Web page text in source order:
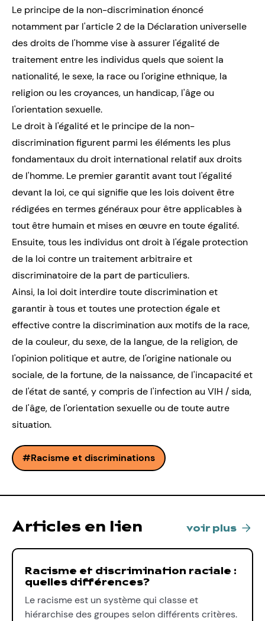
Le principe de la non-discrimination énoncé
notamment par l'article 2 de la Déclaration universelle
des droits de l'hommevise à assurer l'égalité de
traitement entre les individus quels que soient la
nationalité, le sexe, la race ou l'origine ethnique, la
religion ou les croyances, un handicap, l'âge ou
l'orientation sexuelle.
Le droit à l'égalité et le principe de la non-
discrimination figurent parmi les éléments les plus
fondamentaux du droit international relatif aux droits
de l'homme. Le premier garantit avant tout l'égalité
devant la loi, ce qui signifie que les lois doivent être
rédigées en termes généraux pour être applicables à
tout être humain et mises en œuvre en toute égalité.
Ensuite, tous les individus ont droit à l'égale protection
de la loi contre un traitement arbitraire et
discriminatoire de la part de particuliers.
Ainsi, la loi doit interdire toute discrimination et
garantir à tous et toutes une protection égale et
effective contre la discrimination aux motifs de la race,
de la couleur, du sexe, de la langue, de la religion, de
l'opinion politique et autre, de l'origine nationale ou
sociale, de la fortune, de la naissance, de l'incapacité et
de l'état de santé, y compris de l'infection au VIH / sida,
de l'âge, de l'orientation sexuelleou de toute autre
situation.
Racisme et discriminations
Articles en lien voir plus
Racisme et discrimination raciale :
quelles différences?
Le racisme est un système qui classe et
hiérarchise des groupes selon différents critères.